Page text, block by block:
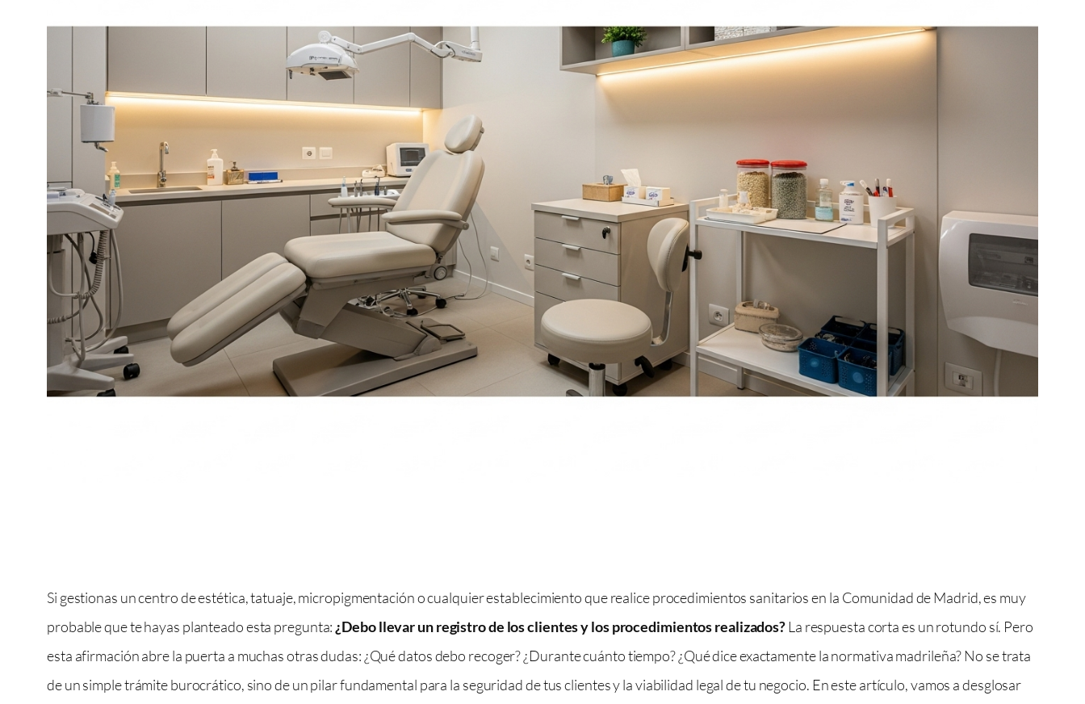
Si gestionas un centro de estética, tatuaje, micropigmentación o cualquier establecimiento que realice procedimientos sanitarios en la Comunidad de Madrid, es muy
probable que te hayas planteado esta pregunta:¿Debo llevar un registro de los clientes y los procedimientos realizados?La respuesta corta es un rotundo sí. Pero
esta afirmación abre la puerta a muchas otras dudas: ¿Qué datos debo recoger? ¿Durante cuánto tiempo? ¿Qué dice exactamente la normativa madrileña? No se trata
de un simple trámite burocrático, sino de un pilar fundamental para la seguridad de tus clientes y la viabilidad legal de tu negocio. En este artículo, vamos a desglosar